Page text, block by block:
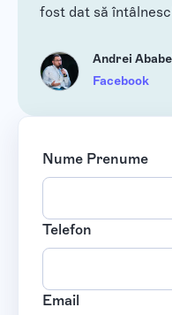
fost dat să
Andrei
Facebook
Nume Prenume
Telefon
Email